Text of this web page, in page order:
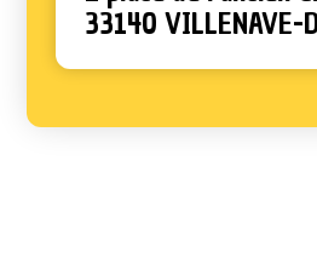
33140 VILLENAVE-